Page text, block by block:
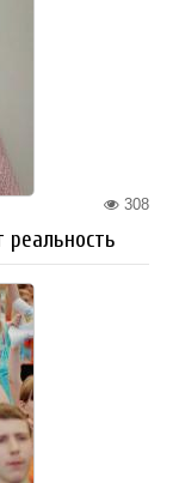
308
реальность